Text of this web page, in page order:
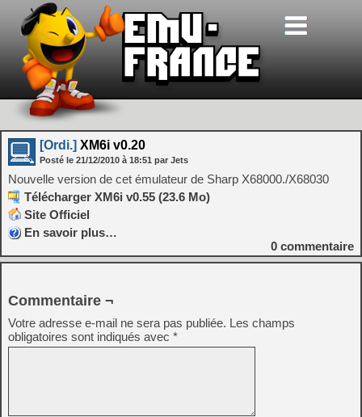
[Ordi.] XM6i v0.20
Posté le 21/12/2010 à 18:51 par Jets
Nouvelle version de cet émulateur de Sharp X68000./X68030
Télécharger XM6i v0.55 (23.6 Mo)
Site Officiel
En savoir plus…
0 commentaire
Commentaire ¬
Votre adresse e-mail ne sera pas publiée. Les champs
obligatoires sont indiqués avec *